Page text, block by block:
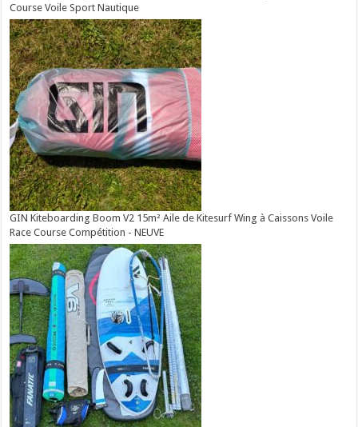
Course Voile Sport Nautique
GIN Kiteboarding Boom V2 15m² Aile de Kitesurf Wing à Caissons Voile
Race Course Compétition - NEUVE